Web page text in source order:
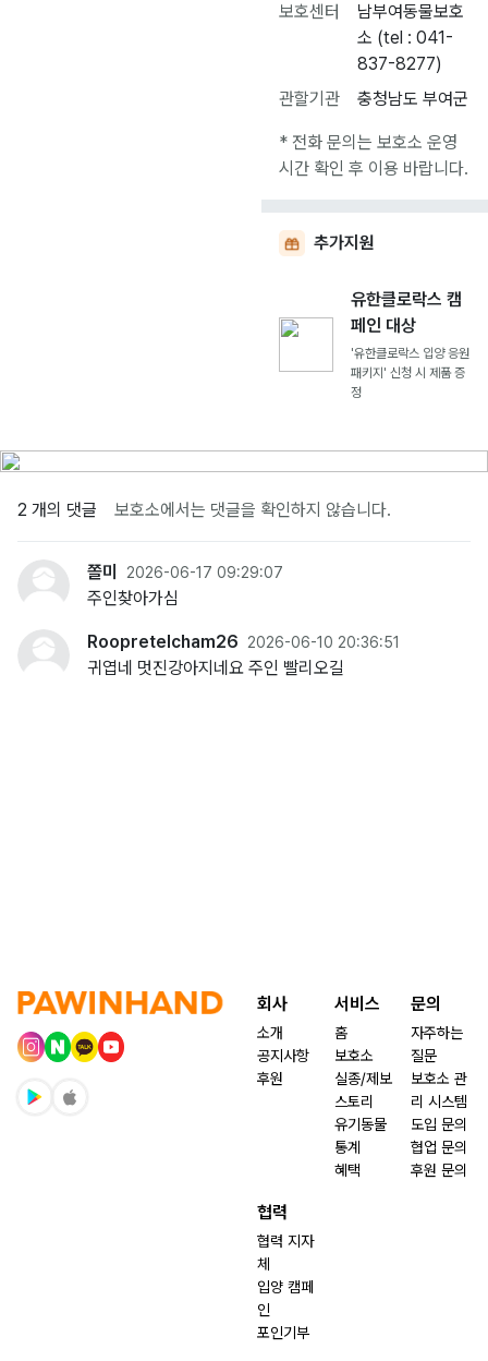
보호센터
남부여동물보호
소 (tel : 041-
837-8277)
관할기관
충청남도 부여군
* 전화 문의는 보호소 운영
시간 확인 후 이용 바랍니다.
추가지원
유한클로락스 캠
페인 대상
'유한클로락스 입양 응원
패키지' 신청 시 제품 증
정
2 개의 댓글 보호소에서는 댓글을 확인하지 않습니다.
쫄미 2026-06-17 09:29:07
주인찾아가심
Roopretelcham26 2026-06-10 20:36:51
귀엽네 멋진강아지네요 주인 빨리오길
회사
소개
공지사항
후원
서비스
홈
보호소
실종/제보
스토리
유기동물
통계
혜택
문의
자주하는
질문
보호소 관
리 시스템
도입 문의
협업 문의
후원 문의
협력
협력 지자
체
입양 캠페
인
포인기부